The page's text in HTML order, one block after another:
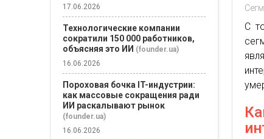
С
17.06.2026
Технологические компании
сократили 150 000 работников,
объясняя это ИИ (founder.ua)
16.06.2026
Пороховая бочка IT-индустрии:
как массовые сокращения ради
ИИ раскалывают рынок
(founder.ua)
16.06.2026